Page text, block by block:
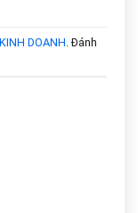
DOANH . Đánh